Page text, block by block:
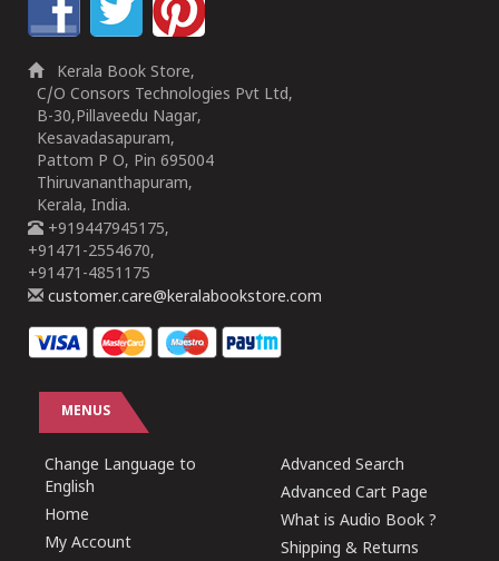
Kerala Book Store,
C/O Consors Technologies Pvt Ltd,
B-30,Pillaveedu Nagar,
Kesavadasapuram,
Pattom P O, Pin 695004
Thiruvananthapuram,
Kerala, India.
+919447945175,
+91471-2554670,
+91471-4851175
customer.care@keralabookstore.com
MENUS
Change Language to
English
Home
My Account
Advanced Search
Advanced Cart Page
What is Audio Book ?
Shipping & Returns